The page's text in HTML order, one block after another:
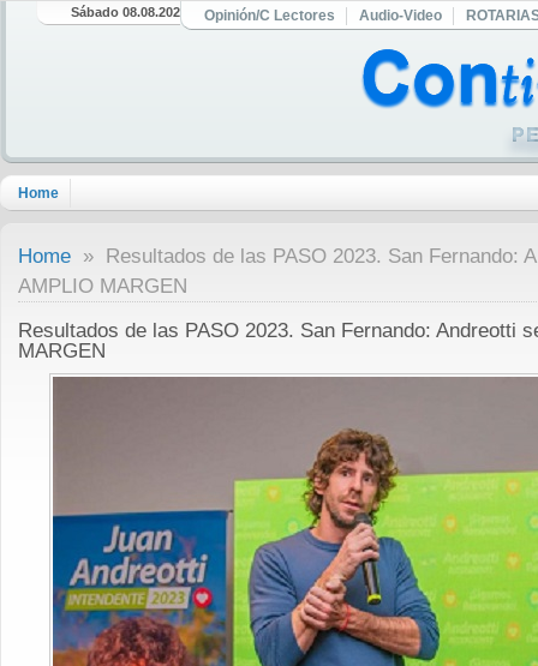
Sábado 08.08.2026 Opinión/C Lectores Audio-Video
Home
Home » Resultados de las PASO 2023. San Fernando:
AMPLIO MARGEN
Resultados de las PASO 2023. San Fernando: Andreotti
MARGEN